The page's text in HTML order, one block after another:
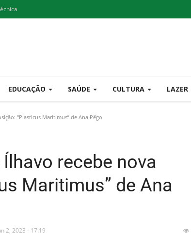
EDUCAÇÃO SAÚDE CULTURA LAZER
“Plasticus Maritimus” de Ana Pêgo
recebe nova
Maritimus” de Ana
2, 2023 - 17:19